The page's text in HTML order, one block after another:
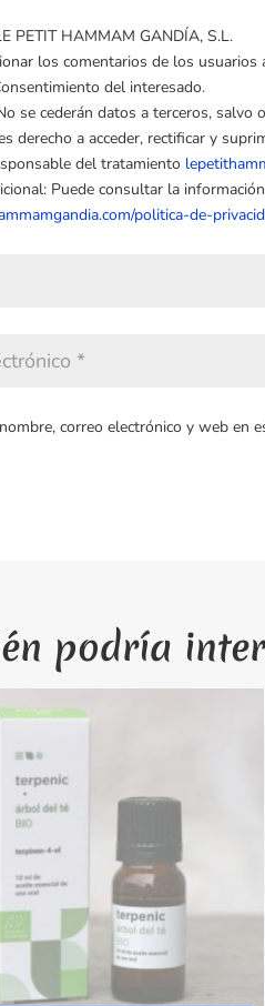
PETIT HAMMAM GANDÍA, S.L.
los comentarios de los
del interesado.
se cederán datos a terceros, salvo
derecho a acceder, rectificar y
del tratamiento
Puede consultar la
politica-de-
correo electrónico y web en
podría